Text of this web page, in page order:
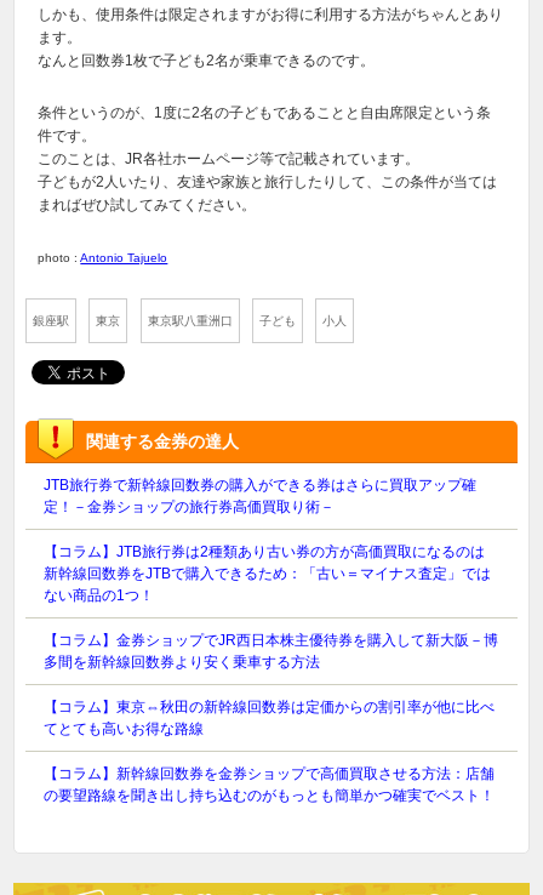
しかも、使用条件は限定されますがお得に利用する方法がちゃんとあり
ます。
なんと回数券1枚で子ども2名が乗車できるのです。
条件というのが、1度に2名の子どもであることと自由席限定という条
件です。
このことは、JR各社ホームページ等で記載されています。
子どもが2人いたり、友達や家族と旅行したりして、この条件が当ては
まればぜひ試してみてください。
photo :Antonio Tajuelo
銀座駅 東京 東京駅八重洲口 子ども 小人
関連する金券の達人
JTB旅行券で新幹線回数券の購入ができる券はさらに買取アップ確
定！－金券ショップの旅行券高価買取り術－
【コラム】JTB旅行券は2種類あり古い券の方が高価買取になるのは
新幹線回数券をJTBで購入できるため：「古い＝マイナス査定」では
ない商品の1つ！
【コラム】金券ショップでJR西日本株主優待券を購入して新大阪－博
多間を新幹線回数券より安く乗車する方法
【コラム】東京⇔秋田の新幹線回数券は定価からの割引率が他に比べ
てとても高いお得な路線
【コラム】新幹線回数券を金券ショップで高価買取させる方法：店舗
の要望路線を聞き出し持ち込むのがもっとも簡単かつ確実でベスト！